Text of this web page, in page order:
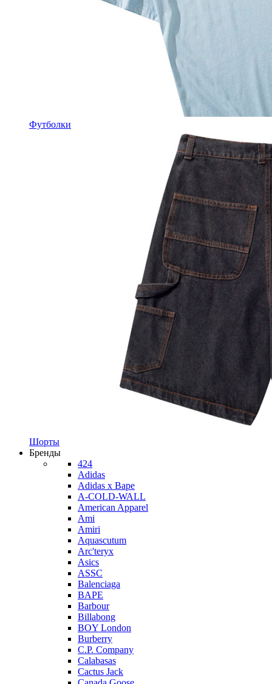
Футболки
Шорты
Бренды
424
Adidas
Adidas x Bape
A-COLD-WALL
American Apparel
Ami
Amiri
Aquascutum
Arc'teryx
Asics
ASSC
Balenciaga
BAPE
Barbour
Billabong
BOY London
Burberry
C.P. Company
Calabasas
Cactus Jack